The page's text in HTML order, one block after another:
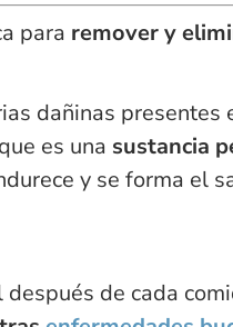
para remover y
dañinas
es una sustancia
y se forma el
de cada